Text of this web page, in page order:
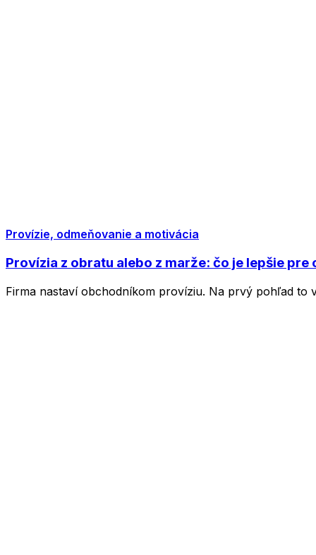
Provízie, odmeňovanie a motivácia
Provízia z obratu alebo z marže: čo je lepšie pre
Firma nastaví obchodníkom províziu. Na prvý pohľad to